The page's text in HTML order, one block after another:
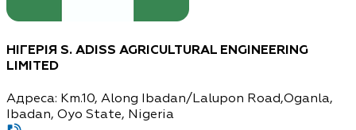
НІГЕРІЯ S. ADISS AGRICULTURAL ENGINEERING
LIMITED
Адреса: Km.10, Along Ibadan/Lalupon Road,Oganla,
Ibadan, Oyo State, Nigeria